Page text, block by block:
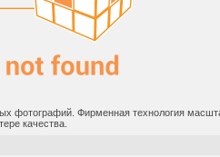
фотографий. Фирменная технология
качества.